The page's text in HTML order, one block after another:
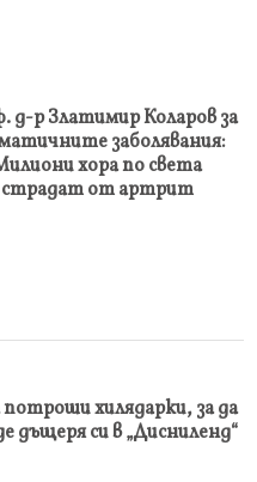
д-р Златимир Коларов за
заболявания:
хора по света
страдат от артрит
хилядарки, за да
дъщеря си в „Дисниленд“